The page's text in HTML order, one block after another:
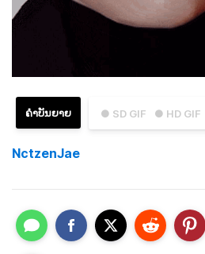
● SD GIF ● HD GIF
ຄຳບັນຍາຍ
NctzenJae